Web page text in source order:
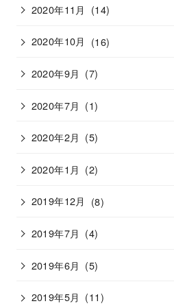
2020年11月 (14)
2020年10月 (16)
2020年9月 (7)
2020年7月 (1)
2020年2月 (5)
2020年1月 (2)
2019年12月 (8)
2019年7月 (4)
2019年6月 (5)
2019年5月 (11)